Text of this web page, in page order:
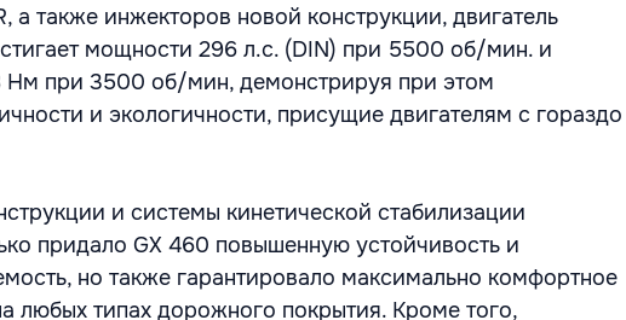
a также инжекторов новой конструкции, двигатель
мощности 296 л.c. (DIN) при 5500 об/мин. и
Нм при 3500 об/мин, демонстрируя при этом
и экологичности, присущие двигателям с гораздо
и системы кинетической стабилизации
придало GX 460 повышенную устойчивость и
но также гарантировало максимально комфортное
любых типах дорожного покрытия. Кроме того,